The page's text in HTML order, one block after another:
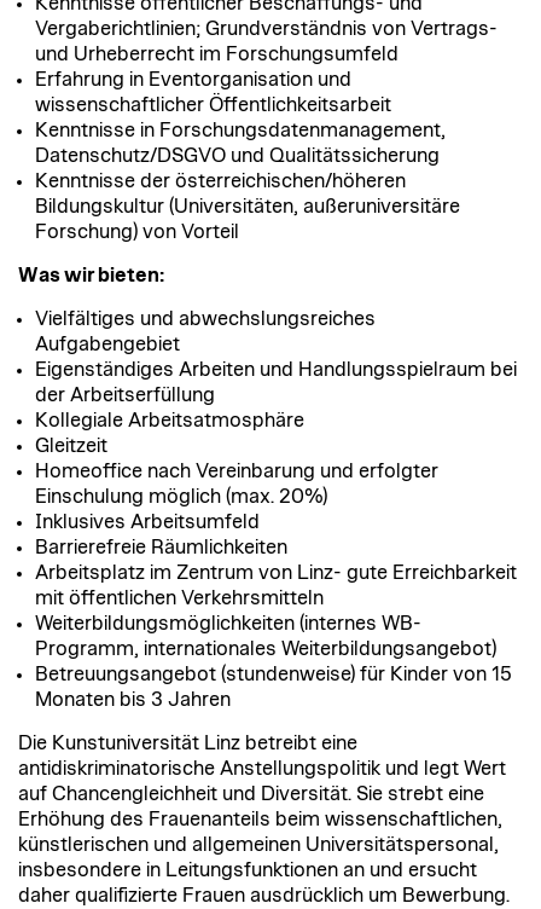
Vergaberichtlinien; Grundverständnis von Vertrags-
und Urheberrecht im Forschungsumfeld
Erfahrung in Eventorganisation und
wissenschaftlicher Öffentlichkeitsarbeit
Kenntnisse in Forschungsdatenmanagement,
Datenschutz/DSGVO und Qualitätssicherung
Kenntnisse der österreichischen/höheren
Bildungskultur (Universitäten, außeruniversitäre
Forschung) von Vorteil
Was wir bieten:
Vielfältiges und abwechslungsreiches
Aufgabengebiet
Eigenständiges Arbeiten und Handlungsspielraum bei
der Arbeitserfüllung
Kollegiale Arbeitsatmosphäre
Gleitzeit
Homeoffice nach Vereinbarung und erfolgter
Einschulung möglich (max. 20%)
Inklusives Arbeitsumfeld
Barrierefreie Räumlichkeiten
Arbeitsplatz im Zentrum von Linz- gute Erreichbarkeit
mit öffentlichen Verkehrsmitteln
Weiterbildungsmöglichkeiten (internes WB-
Programm, internationales Weiterbildungsangebot)
Betreuungsangebot (stundenweise) für Kinder von 15
Monaten bis 3 Jahren
Die Kunstuniversität Linz betreibt eine
antidiskriminatorische Anstellungspolitik und legt Wert
auf Chancengleichheit und Diversität. Sie strebt eine
Erhöhung des Frauenanteils beim wissenschaftlichen,
künstlerischen und allgemeinen Universitätspersonal,
insbesondere in Leitungsfunktionen an und ersucht
daher qualifizierte Frauen ausdrücklich um Bewerbung.